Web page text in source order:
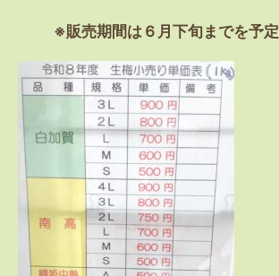
※販売期間は６月下旬までを予定